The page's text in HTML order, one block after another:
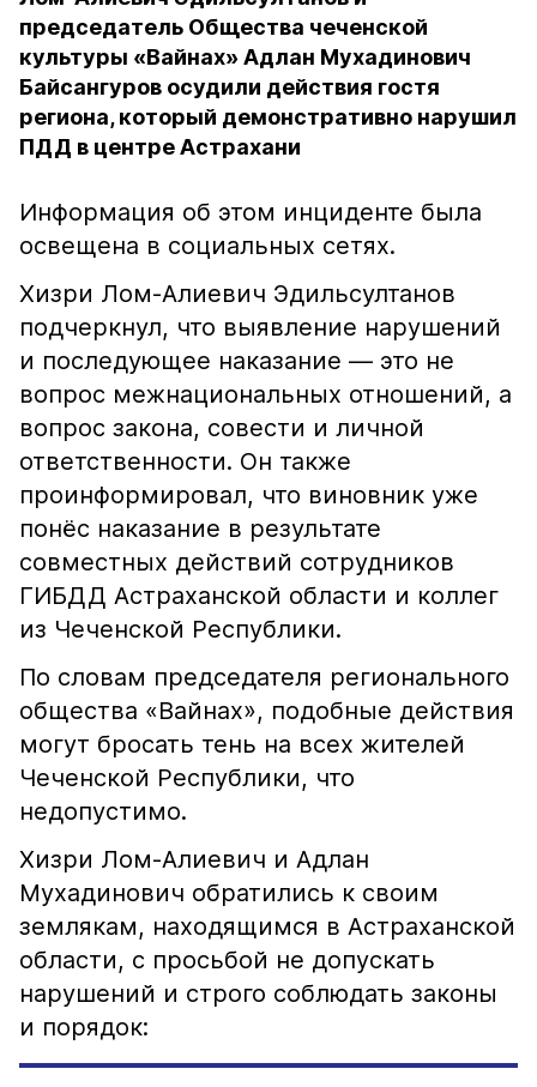
председатель Общества чеченской
культуры «Вайнах» Адлан Мухадинович
Байсангуров осудили действия гостя
региона, который демонстративно нарушил
ПДД в центре Астрахани
Информация об этом инциденте была
освещена в социальных сетях.
Хизри Лом-Алиевич Эдильсултанов
подчеркнул, что выявление нарушений
и последующее наказание — это не
вопрос межнациональных отношений, а
вопрос закона, совести и личной
ответственности. Он также
проинформировал, что виновник уже
понёс наказание в результате
совместных действий сотрудников
ГИБДД Астраханской области и коллег
из Чеченской Республики.
По словам председателя регионального
общества «Вайнах», подобные действия
могут бросать тень на всех жителей
Чеченской Республики, что
недопустимо.
Хизри Лом-Алиевич и Адлан
Мухадинович обратились к своим
землякам, находящимся в Астраханской
области, с просьбой не допускать
нарушений и строго соблюдать законы
и порядок: